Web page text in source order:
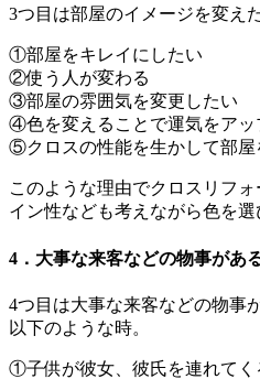
3つ目は部屋のイメージを変え
①部屋をキレイにしたい
②使う人が変わる
③部屋の雰囲気を変更したい
④色を変えることで運気をアッ
⑤クロスの性能を生かして部屋
このような理由でクロスリフ
イン性なども考えながら色を選
4．大事な来客などの物事があ
4つ目は大事な来客などの物事
以下のような時。
①子供が彼女、彼氏を連れてく